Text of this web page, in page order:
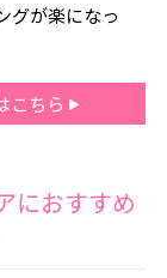
グが楽になっ
こちら
におすすめ